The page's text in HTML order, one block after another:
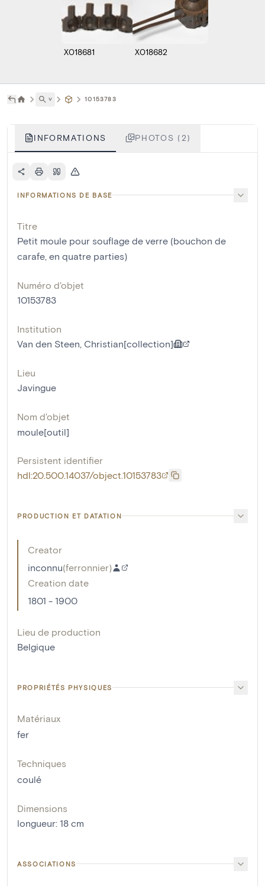
X018681 X018682
˅ 10153783
INFORMATIONS PHOTOS (2)
INFORMATIONS DE BASE
Titre
Petit moule pour souflage de verre (bouchon de
carafe, en quatre parties)
Numéro d'objet
10153783
Institution
Van den Steen, Christian[collection]
Lieu
Javingue
Nom d'objet
moule[outil]
Persistent identifier
hdl:20.500.14037/object.10153783
PRODUCTION ET DATATION
Creator
inconnu(ferronnier)
Creation date
1801 - 1900
Lieu de production
Belgique
PROPRIÉTÉS PHYSIQUES
Matériaux
fer
Techniques
coulé
Dimensions
longueur: 18 cm
ASSOCIATIONS